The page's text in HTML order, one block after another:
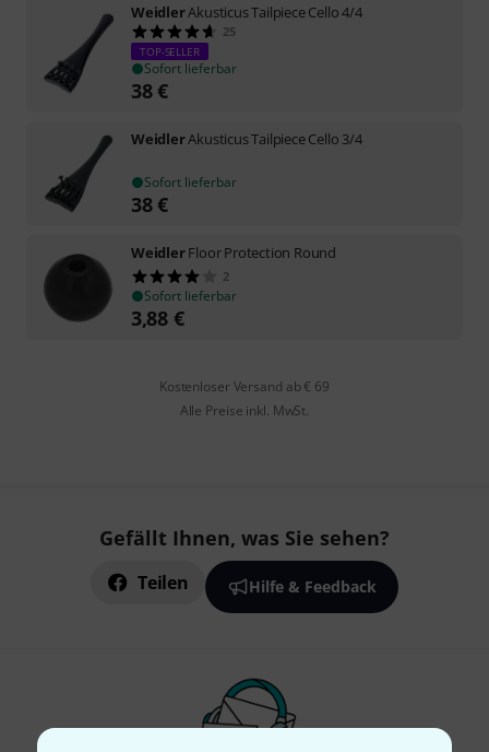
WeidlerAkusticus Tailpiece Cello 4/4
25
TOP-SELLER
Sofort lieferbar
38€
WeidlerAkusticus Tailpiece Cello 3/4
Sofort lieferbar
38€
WeidlerFloor Protection Round
2
Sofort lieferbar
3,88 €
Kostenloser Versand ab € 69
Alle Preise inkl. MwSt.
Gefällt Ihnen, was Sie sehen?
Teilen Hilfe & Feedback